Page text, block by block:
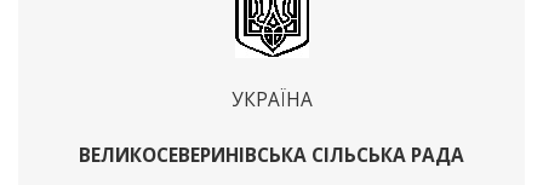
УКРАЇНА
ВЕЛИКОСЕВЕРИНІВСЬКА СІЛЬСЬКА РАДА